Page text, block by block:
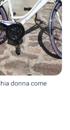
donna come